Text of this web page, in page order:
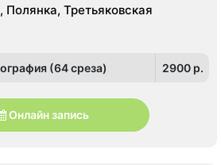
Полянка, Третьяковская
(64 среза) 2900 p.
Онлайн запись